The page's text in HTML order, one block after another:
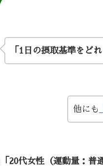
「1日の摂取基準をど
他にも
「20代女性（運動量：普